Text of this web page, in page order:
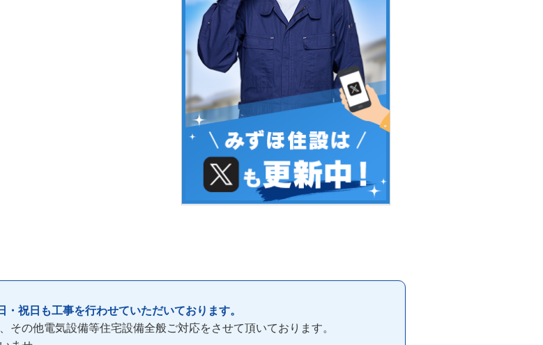
祝日も工事を行わせていただいております。
その他電気設備等住宅設備全般ご対応をさせて頂いております。